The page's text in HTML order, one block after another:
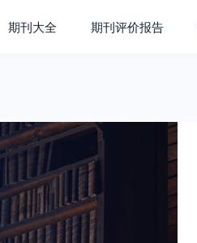
期刊大全 期刊评价报告